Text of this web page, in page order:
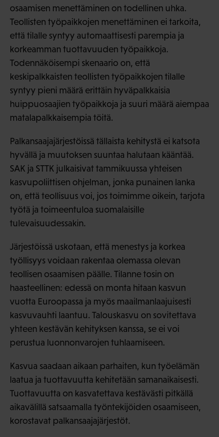
osaamisen menettäminen on todellinen uhka.
Teollisten työpaikkojen menettäminen ei tarkoita,
että tilalle syntyy automaattisesti parempia ja
korkeamman tuottavuuden työpaikkoja.
Todennäköisempi skenaario on, että
keskipalkkaisten teollisten työpaikkojen tilalle
syntyy pieni määrä erittäin hyväpalkkaisia
huippuosaajien työpaikkoja ja suuri määrä aiempaa
matalapalkkaisempia töitä.
Palkansaajajärjestöissä tällaista kehitystä ei katsota
hyvällä ja muutoksen suuntaa halutaan kääntää.
SAK ja STTK julkaisivat tammikuussa yhteisen
kasvupoliittisen ohjelman, jonka punainen lanka
on, että teollisuus voi, jos toimimme oikein, tarjota
työtä ja toimeentuloa suomalaisille
tulevaisuudessakin.
Järjestöissä uskotaan, että menestys ja korkea
työllisyys voidaan rakentaa olemassa olevan
teollisen osaamisen päälle. Tilanne tosin on
haasteellinen: edessä on monta hitaan kasvun
vuotta Euroopassa ja myös maailmanlaajuisesti
kasvuvauhti laantuu. Talouskasvu on sovitettava
yhteen kestävän kehityksen kanssa, se ei voi
perustua luonnonvarojen tuhlaamiseen.
Kasvua saadaan aikaan parhaiten, kun työelämän
laatua ja tuottavuutta kehitetään samanaikaisesti.
Tuottavuutta on kasvatettava kestävästi pitkällä
aikavälillä satsaamalla työntekijöiden osaamiseen,
korostavat palkansaajajärjestöt.